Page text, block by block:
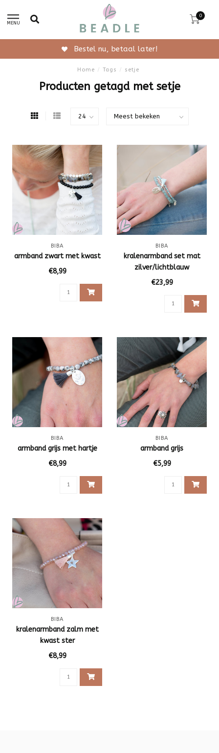
MENU
0
Bestel nu, betaal later!
Home / Tags / setje
Producten getagd met setje
BIBA
armband zwart met kwast
€8,99
BIBA
kralenarmband set mat
zilver/lichtblauw
€23,99
BIBA
armband grijs met hartje
€8,99
BIBA
armband grijs
€5,99
BIBA
kralenarmband zalm met
kwast ster
€8,99